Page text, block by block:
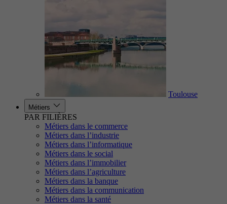
Toulouse
Métiers
PAR FILIÈRES
Métiers dans le commerce
Métiers dans l’industrie
Métiers dans l’informatique
Métiers dans le social
Métiers dans l’immobilier
Métiers dans l’agriculture
Métiers dans la banque
Métiers dans la communication
Métiers dans la santé